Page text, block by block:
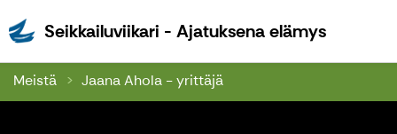
Seikkailuviikari - Ajatuksena elämys
Meistä Jaana Ahola - yrittäjä